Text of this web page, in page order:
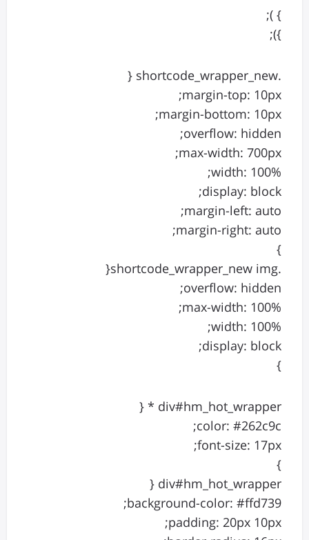
} );
});
.shortcode_wrapper_new {
margin-top: 10px;
margin-bottom: 10px;
overflow: hidden;
max-width: 700px;
width: 100%;
display: block;
margin-left: auto;
margin-right: auto;
}
.shortcode_wrapper_new img{
overflow: hidden;
max-width: 100%;
width: 100%;
display: block;
}
div#hm_hot_wrapper * {
color: #262c9c;
font-size: 17px;
}
div#hm_hot_wrapper {
background-color: #ffd739;
padding: 20px 10px;